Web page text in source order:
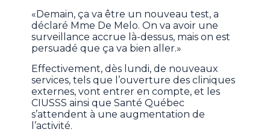
«Demain, ça va être un nouveau test, a
déclaré Mme De Melo. On va avoir une
surveillance accrue là-dessus, mais on est
persuadé que ça va bien aller.»
Effectivement, dès lundi, de nouveaux
services, tels que l’ouverture des cliniques
externes, vont entrer en compte, et les
CIUSSS ainsi que Santé Québec
s’attendent à une augmentation de
l’activité.